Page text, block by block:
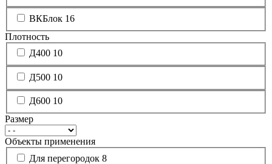
ВКБлок 16
Плотность
Д400 10
Д500 10
Д600 10
Размер
Объекты применения
Для перегородок 8